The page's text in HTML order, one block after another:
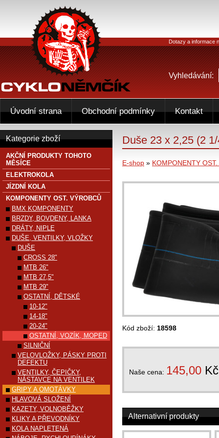
Duše 23 x 2,25 (2
E-shop » KOMPONENTY
Kód zboží: 18598
Naše cena: 145,00 Kč
Alternativní produkty
Kategorie zboží
AKČNÍ PRODUKTY TOHOTO
MĚSÍCE
ELEKTROKOLA
JÍZDNÍ KOLA
KOMPONENTY OST. VÝROBCŮ
BMX KOMPONENTY
BRZDY, BOVDENY, LANKA
DRÁTY, NIPLE
DUŠE, VENTILKY, VLOŽKY
DUŠE
CROSS 28"
MTB 26"
MTB 27,5"
MTB 29"
OSTATNÍ, DĚTSKÉ
10-12"
14-18"
20-24"
OSTATNÍ, VOZÍK, MOPED
SILNIČNÍ
VELOVLOŽKY, PÁSKY PROTI
DEFEKTU
VENTILKY, ČEPIČKY,
NÁSTAVCE NA VENTILEK
GRIPY A OMOTÁVKY
HLAVOVÁ SLOŽENÍ
KAZETY, VOLNOBĚŽKY
KLIKY A PŘEVODNÍKY
KOLA NAPLETENÁ
Dotazy a informace
Vyhledávání:
Úvodní strana Obchodní podmínky Kontakt